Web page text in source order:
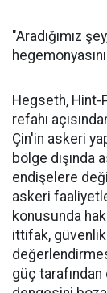
"Aradığımız
Hegseth,
refahı
Çin'in askeri
bölge
endişelere
askeri
konusunda
ittifak,
güç